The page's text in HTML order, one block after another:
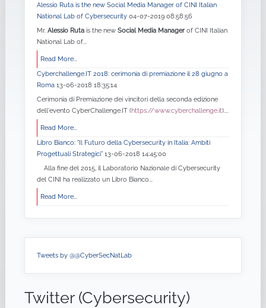
Alessio Ruta is the new Social Media Manager of CINI Italian
National Lab of Cybersecurity 04-07-2019 08:58:56
Mr. Alessio Rutais the new Social Media Managerof CINI Italian
National Lab of...
Read More...
Cyberchallenge.IT 2018: cerimonia di premiazione il 28 giugno a
Roma 13-06-2018 18:35:14
Cerimonia di Premiazione dei vincitori della seconda edizione
dell'evento CyberChallenge.IT (https://www.cyberchallenge.it)....
Read More...
Libro Bianco: "Il Futuro della Cybersecurity in Italia: Ambiti
Progettuali Strategici” 13-06-2018 14:45:00
Alla fine del 2015, il Laboratorio Nazionale di Cybersecurity
del CINI ha realizzato un Libro Bianco...
Read More...
Tweets by @@CyberSecNatLab
Twitter (Cybersecurity)